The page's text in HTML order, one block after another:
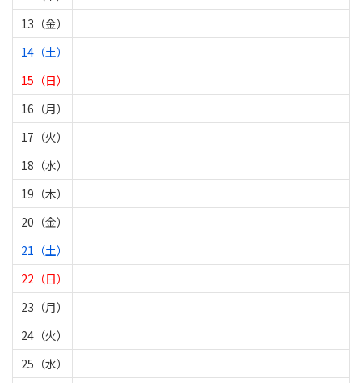
13（金）
14（土）
15（日）
16（月）
17（火）
18（水）
19（木）
20（金）
21（土）
22（日）
23（月）
24（火）
25（水）